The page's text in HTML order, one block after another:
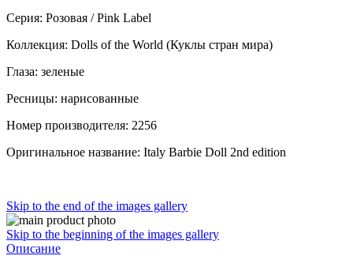
Серия: Розовая / Pink Label
Коллекция: Dolls of the World (Куклы стран мира)
Глаза: зеленые
Ресницы: нарисованные
Номер производителя: 2256
Оригинальное название: Italy Barbie Doll 2nd edition
Skip to the end of the images gallery
Skip to the beginning of the images gallery
Описание